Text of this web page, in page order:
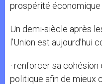
prospérité
Un demi-siècle après
l’Union est aujourd’hui
· renforcer sa cohésion
politique afin de mieux